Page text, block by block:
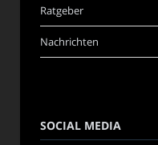
Ratgeber
Nachrichten
SOCIAL MEDIA